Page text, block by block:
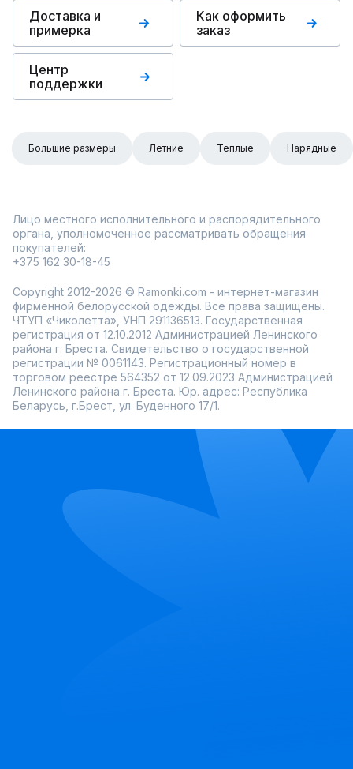
Доставка и
примерка
Как оформить
заказ
Центр
поддержки
Большие размеры Летние Теплые Нарядные
Лицо местного исполнительного и распорядительного
органа, уполномоченное рассматривать обращения
покупателей:
+375 162 30-18-45
Copyright 2012-2026 © Ramonki.com - интернет-магазин
фирменной белорусской одежды. Все права защищены.
ЧТУП «Чиколетта», УНП 291136513. Государственная
регистрация от 12.10.2012 Администрацией Ленинского
района г. Бреста. Свидетельство о государственной
регистрации № 0061143. Регистрационный номер в
торговом реестре 564352 от 12.09.2023 Администрацией
Ленинского района г. Бреста. Юр. адрес: Республика
Беларусь, г.Брест, ул. Буденного 17/1.